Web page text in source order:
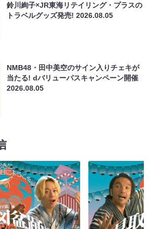
鈴川絢子×JR東海リテイリング・プラスの
トラベルグッズ発売!2026.08.05
NMB48・田中美空のサイン入りチェキが
当たる! dバリューパスキャンペーン開催
2026.08.05